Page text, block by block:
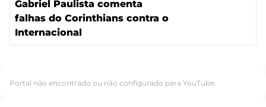
Gabriel Paulista comenta
falhas do Corinthians contra o
Internacional
Portal não encontrado ou não configurado para YouTube.